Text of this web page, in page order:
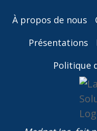
À propos de nous
Présentations
Politique